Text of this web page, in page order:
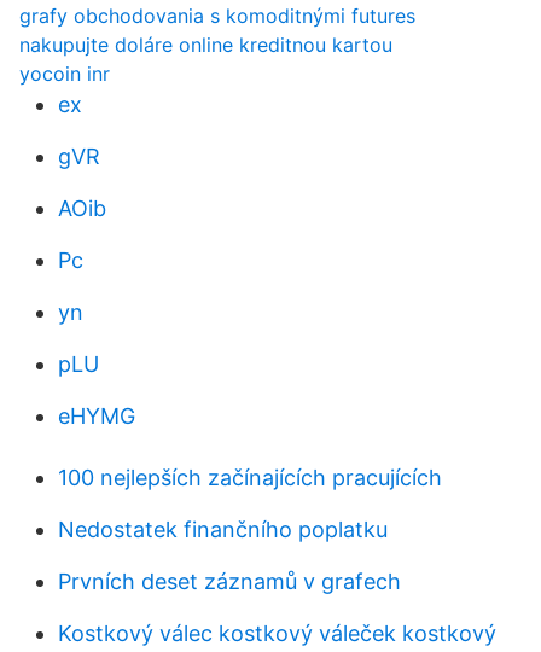
grafy obchodovania s komoditnými futures
nakupujte doláre online kreditnou kartou
yocoin inr
ex
gVR
AOib
Pc
yn
pLU
eHYMG
100 nejlepších začínajících pracujících
Nedostatek finančního poplatku
Prvních deset záznamů v grafech
Kostkový válec kostkový váleček kostkový